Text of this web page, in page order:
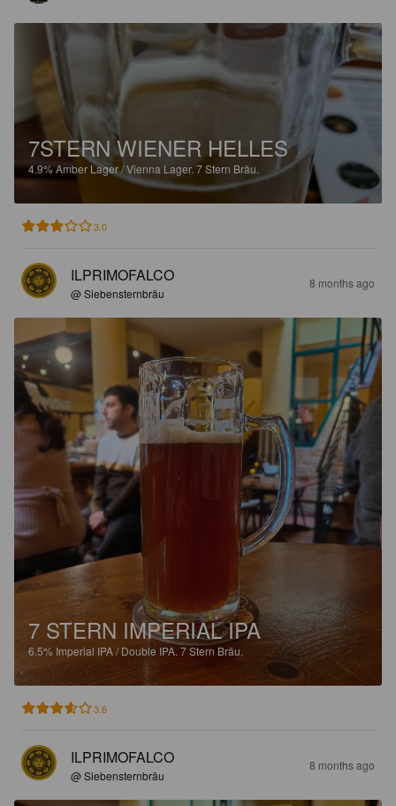
7STERN WIENER HELLES
4.9%Amber Lager / Vienna Lager.7 Stern Bräu.
3.0
ILPRIMOFALCO
@ Siebensternbräu
8 months ago
7 STERN IMPERIAL IPA
6.5% Imperial IPA / Double IPA.7 Stern Bräu.
3.6
ILPRIMOFALCO
@ Siebensternbräu
8 months ago